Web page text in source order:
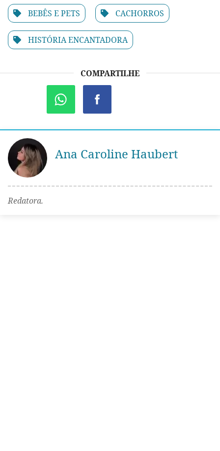
BEBÊS E PETS CACHORROS
HISTÓRIA ENCANTADORA
COMPARTILHE
Ana Caroline Haubert
Redatora.